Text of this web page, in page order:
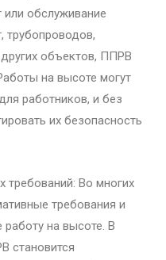
обслуживание
трубопроводов,
объектов, ППРВ
на высоте могут
работников, и без
их безопасность
Во многих
требования и
на высоте. В
становится